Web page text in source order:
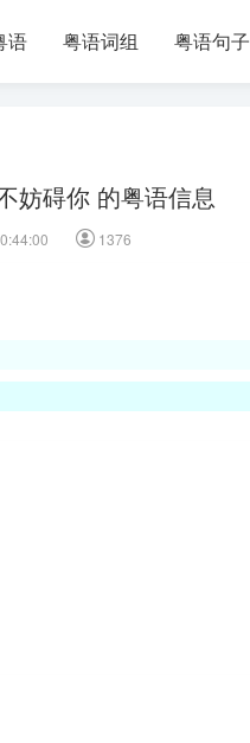
语 粤语词组 粤语句子
妨碍你 的粤语信息
1376